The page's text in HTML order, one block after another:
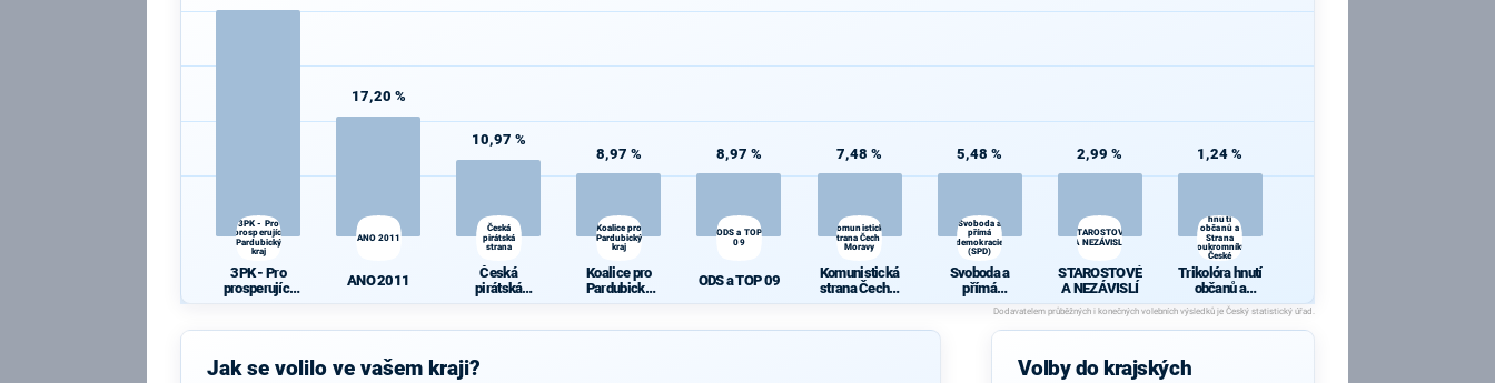
3PK - Pro
prosperující
Pardubický
kraj
3PK - Pro
prosperující
17,20 %
ANO 2011
ANO 2011
10,97 %
Česká
pirátská
strana
Česká
pirátská
8,97 %
Koalice pro
Pardubický
kraj
Koalice pro
Pardubický
8,97 %
ODS a TOP
09
ODS a TOP 09
7,48 %
Komunistická
strana Čech a
Moravy
Komunistická
strana Čech a
Moravy
5,48 %
Svoboda a
přímá
demokracie
(SPD)
Svoboda a
přímá
demokracie
(SPD)
2,99 %
STAROSTOVÉ
A NEZÁVISLÍ
STAROSTOVÉ
A NEZÁVISLÍ
1,24 %
hnutí
občanů a
Strana
soukromníků
České
republiky
Trikolóra hnutí
občanů a
Strana
soukromníků
České
Jak se volilo ve vašem kraji?
Volby do krajských